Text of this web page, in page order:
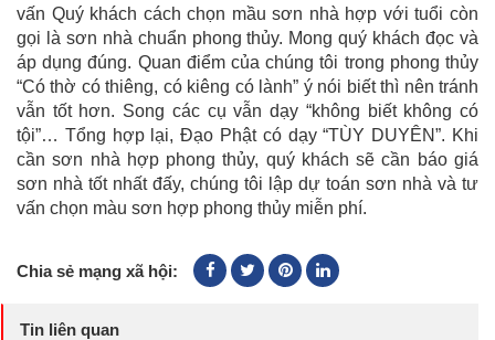
vấn Quý khách cách chọn mầu sơn nhà hợp với tuổi còn
gọi là sơn nhà chuẩn phong thủy. Mong quý khách đọc và
áp dụng đúng. Quan điểm của chúng tôi trong phong thủy
“Có thờ có thiêng, có kiêng có lành” ý nói biết thì nên tránh
vẫn tốt hơn. Song các cụ vẫn dạy “không biết không có
tội”… Tổng hợp lại, Đạo Phật có dạy “TÙY DUYÊN”. Khi
cần sơn nhà hợp phong thủy, quý khách sẽ cần báo giá
sơn nhà tốt nhất đấy, chúng tôi lập dự toán sơn nhà và tư
vấn chọn màu sơn hợp phong thủy miễn phí.
Chia sẻ mạng xã hội:
Tin liên quan